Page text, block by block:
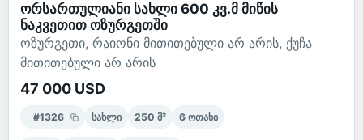
ორსართულიანი სახლი 600 კვ.მ მიწის
ნაკვეთით ოზურგეთში
ოზურგეთი, რაიონი მითითებული არ არის, ქუჩა
მითითებული არ არის
47 000 USD
#1326 სახლი 250 მ² 6 ოთახი